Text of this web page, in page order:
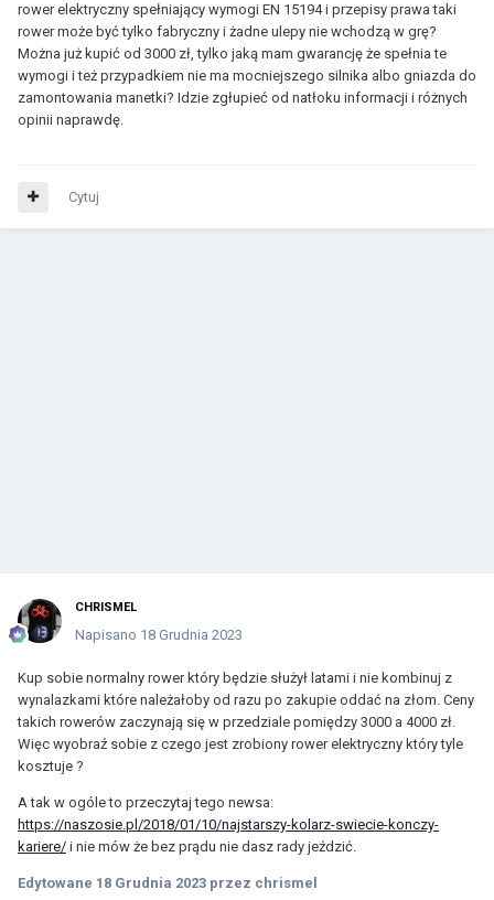
rower elektryczny spełniający wymogi EN 15194 i przepisy prawa taki
rower może być tylko fabryczny i żadne ulepy nie wchodzą w grę?
Można już kupić od 3000 zł, tylko jaką mam gwarancję że spełnia te
wymogi i też przypadkiem nie ma mocniejszego silnika albo gniazda do
zamontowania manetki? Idzie zgłupieć od natłoku informacji i różnych
opinii naprawdę.
Cytuj
CHRISMEL
Napisano 18 Grudnia 2023
Kup sobie normalny rower który będzie służył latami i nie kombinuj z
wynalazkami które należałoby od razu po zakupie oddać na złom. Ceny
takich rowerów zaczynają się w przedziale pomiędzy 3000 a 4000 zł.
Więc wyobraź sobie z czego jest zrobiony rower elektryczny który tyle
kosztuje ?
A tak w ogóle to przeczytaj tego newsa:
https://naszosie.pl/2018/01/10/najstarszy-kolarz-swiecie-konczy-
kariere/ i nie mów że bez prądu nie dasz rady jeździć.
Edytowane 18 Grudnia 2023 przez chrismel